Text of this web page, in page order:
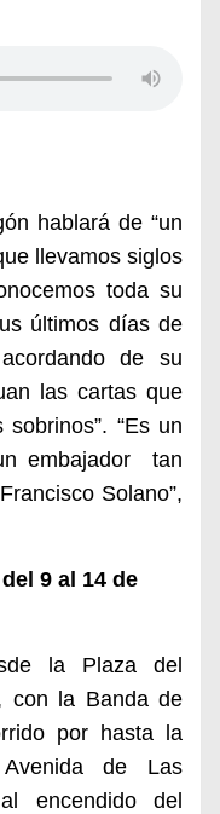
hablará de “un
llevamos siglos
toda su
últimos días de
de su
las cartas que
“Es un
embajador tan
Solano”,
9 al 14 de
la Plaza del
con la Banda de
por hasta la
de Las
encendido del